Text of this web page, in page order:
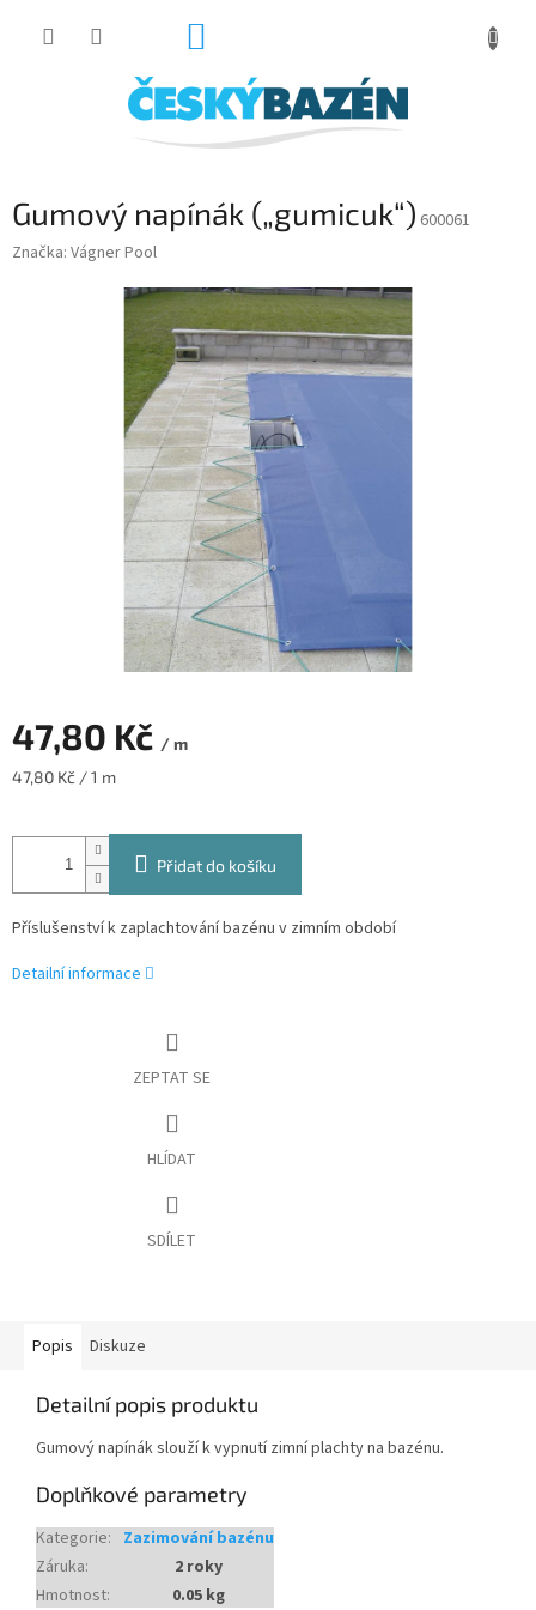
Gumový napínák („gumicuk“) 600061
Značka: Vágner Pool
47,80 Kč / m
Měrná
47,80 Kč / 1 m
Přidat do košíku
Příslušenství k zaplachtování bazénu v zimním období
Detailní informace
ZEPTAT SE
HLÍDAT
SDÍLET
Popis Diskuze
Detailní popis produktu
Gumový napínák slouží k vypnutí zimní plachty na bazénu.
Doplňkové parametry
Kategorie: Zazimování bazénu
Záruka:
2 roky
Hmotnost: 0.05 kg